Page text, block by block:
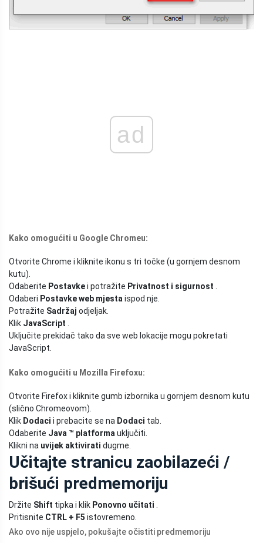
ad
Kako omogućiti u Google Chromeu:
Otvorite Chrome i kliknite ikonu s tri točke (u gornjem desnom
kutu).
Odaberite Postavkei potražite Privatnost i sigurnost .
Odaberi Postavke web mjestaispod nje.
Potražite Sadržaj odjeljak.
Klik JavaScript .
Uključite prekidač tako da sve web lokacije mogu pokretati
JavaScript.
Kako omogućiti u Mozilla Firefoxu:
Otvorite Firefox i kliknite gumb izbornika u gornjem desnom kutu
(slično Chromeovom).
Klik Dodaci i prebacite se na Dodaci tab.
Odaberite Java ™ platformauključiti.
Klikni na uvijek aktivirati dugme.
Učitajte stranicu zaobilazeći /
brišući predmemoriju
Držite Shift tipka i klik Ponovno učitati .
Pritisnite CTRL + F5 istovremeno.
Ako ovo nije uspjelo, pokušajte očistiti predmemoriju